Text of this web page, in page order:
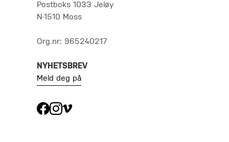
Postboks 1033 Jeløy
N-1510 Moss
Org.nr: 965240217
NYHETSBREV
Meld deg på